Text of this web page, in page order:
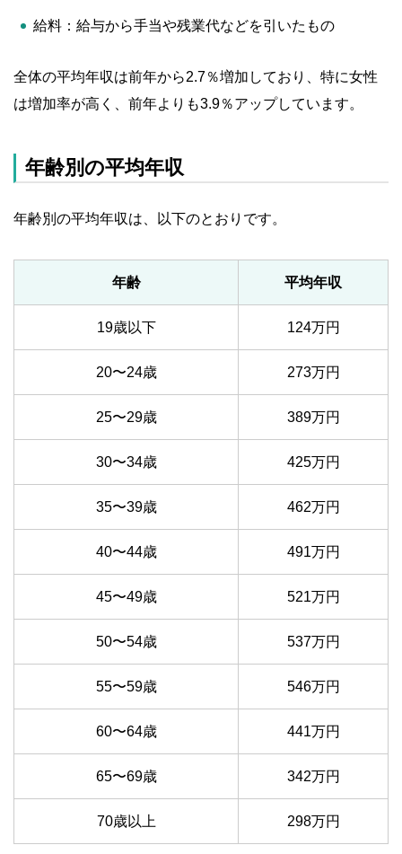
給料：給与から手当や残業代などを引いたもの
全体の平均年収は前年から2.7％増加しており、特に女性
は増加率が高く、前年よりも3.9％アップしています。
年齢別の平均年収
年齢別の平均年収は、以下のとおりです。
年齢 平均年収
19歳以下 124万円
20〜24歳 273万円
25〜29歳 389万円
30〜34歳 425万円
35〜39歳 462万円
40〜44歳 491万円
45〜49歳 521万円
50〜54歳 537万円
55〜59歳 546万円
60〜64歳 441万円
65〜69歳 342万円
70歳以上 298万円